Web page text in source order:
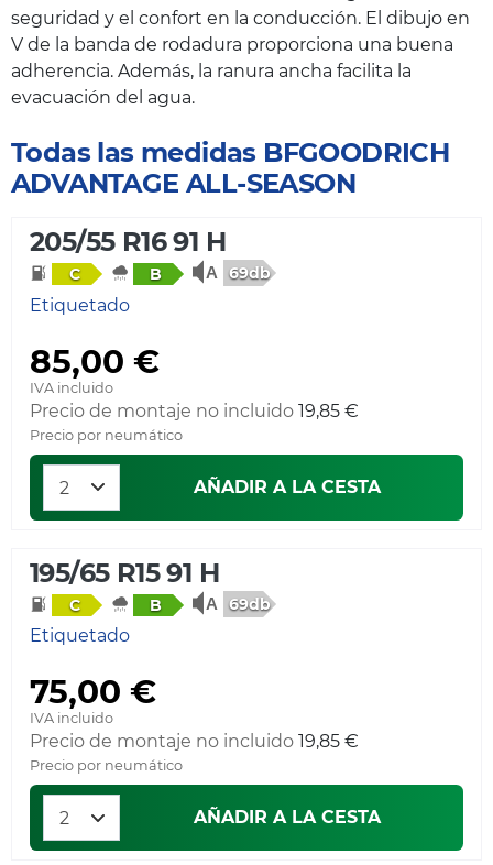
seguridad y el confort en la conducción. El dibujo en
V de la banda de rodadura proporciona una buena
adherencia. Además, la ranura ancha facilita la
evacuación del agua.
Todas las medidas BFGOODRICH
ADVANTAGE ALL-SEASON
205/55 R16 91 H
C B 69db
Etiquetado
85,00 €
IVA incluido
Precio de montaje no incluido 19,85 €
Precio por neumático
AÑADIR A LA CESTA
195/65 R15 91 H
C B 69db
Etiquetado
75,00 €
IVA incluido
Precio de montaje no incluido 19,85 €
Precio por neumático
AÑADIR A LA CESTA